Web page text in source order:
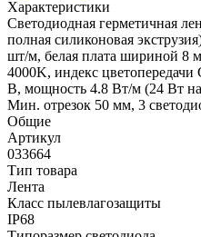
Характеристики
Светодиодная герметичная
полная силиконовая
шт/м, белая плата шириной
4000K, индекс
В, мощность 4.8 Вт/м (24 Вт
Мин. отрезок 50 мм, 3
Общие
Артикул
033664
Тип товара
Лента
Класс пылевлагозащиты
IP68